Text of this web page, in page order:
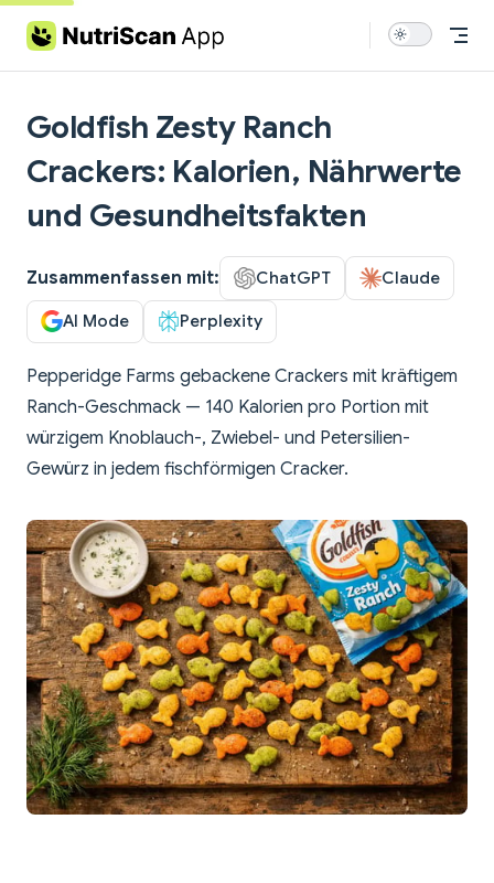
Skip to content
Goldfish Zesty Ranch
Crackers: Kalorien, Nährwerte
und Gesundheitsfakten
Zusammenfassen mit: ChatGPT Claude
AI Mode Perplexity
Pepperidge Farms gebackene Crackers mit kräftigem
Ranch-Geschmack — 140 Kalorien pro Portion mit
würzigem Knoblauch-, Zwiebel- und Petersilien-
Gewürz in jedem fischförmigen Cracker.